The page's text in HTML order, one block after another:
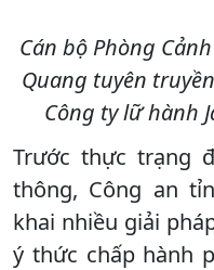
Cán bộ Phòng
Quang tuyên
Công ty lữ hành
Trước thực trạng
thông, Công an
khai nhiều giải
ý thức chấp hành